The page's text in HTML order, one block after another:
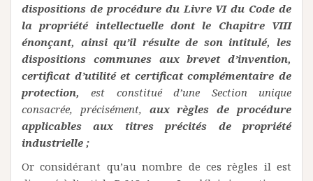
dispositions de procédure du Livre VI du Code de
la propriété intellectuelle dont le Chapitre VIII
énonçant, ainsi qu’il résulte de son intitulé, les
dispositions communes aux brevet d’invention,
certificat d’utilité et certificat complémentaire de
protection, est constitué d’une Section unique
consacrée, précisément, aux règles de procédure
applicables aux titres précités de propriété
industrielle ;
Or considérant qu’au nombre de ces règles il est